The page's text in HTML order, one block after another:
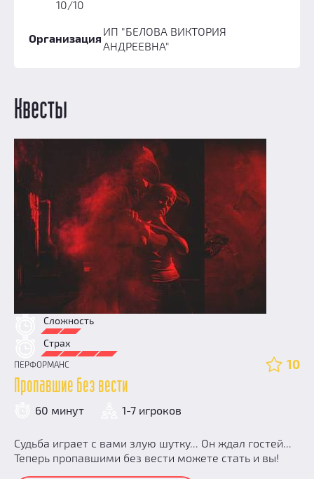
Добавить квест
10/10
Организация
ИП "БЕЛОВА ВИКТОРИЯ
АНДРЕЕВНА"
Квесты
Сложность
Страх
ПЕРФОРМАНС 10
Пропавшие без вести
60 минут 1-7 игроков
Судьба играет с вами злую шутку... Он ждал гостей...
Теперь пропавшими без вести можете стать и вы!